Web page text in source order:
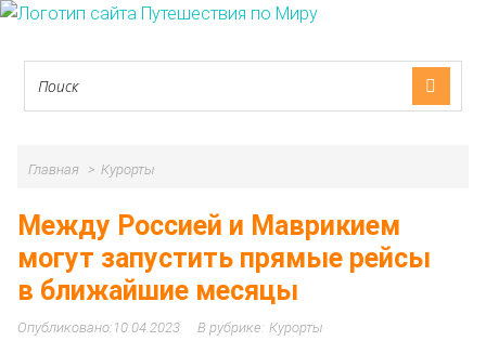
Главная Курорты
Между Россией и Маврикием
могут запустить прямые рейсы
в ближайшие месяцы
10.04.2023 Курорты